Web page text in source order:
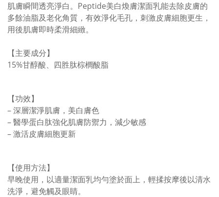
肌膚瞬間透亮淨白。Peptide美白煥膚潔面乳能去除皮膚的
多餘油脂及老化角質，有效淨化毛孔，刺激皮膚細胞更生，
用後肌膚即時柔滑細緻。
【主要成分】
15%甘醇酸、四胜肽棕櫚酸脂
【功效】
– 深層潔淨肌膚，美白膚色
– 醫學蛋白肽強化肌膚防禦力，減少敏感
– 激活皮膚細胞更新
【使用方法】
早晚使用，以適量潔面乳均勻塗於面上，輕揉按摩後以清水
洗淨，避免觸及眼睛。